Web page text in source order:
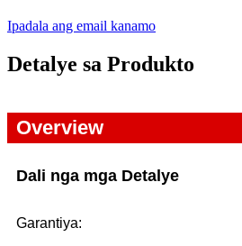
Ipadala ang email kanamo
Detalye sa Produkto
Overview
Dali nga mga Detalye
Garantiya: